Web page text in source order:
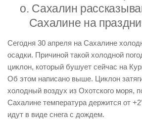
о. Сахалин
Сахалине на
Сегодня 30 апреля на Сахалине
осадки. Причиной такой холодной
циклон, который бушует сейчас на
Об этом написано выше. Циклон
холодный воздух из Охотского моря,
Сахалине температура держится от
идут в виде снега с дождем.